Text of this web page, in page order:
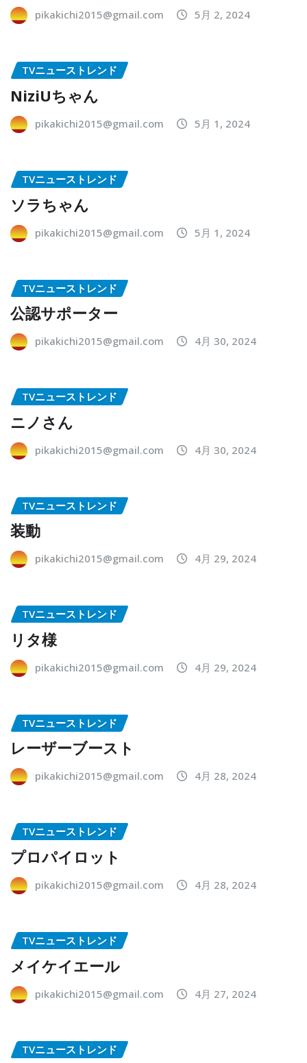
pikakichi2015@gmail.com 5月 2, 2024
TVニューストレンド
NiziUちゃん
pikakichi2015@gmail.com 5月 1, 2024
TVニューストレンド
ソラちゃん
pikakichi2015@gmail.com 5月 1, 2024
TVニューストレンド
公認サポーター
pikakichi2015@gmail.com 4月 30, 2024
TVニューストレンド
ニノさん
pikakichi2015@gmail.com 4月 30, 2024
TVニューストレンド
装動
pikakichi2015@gmail.com 4月 29, 2024
TVニューストレンド
リタ様
pikakichi2015@gmail.com 4月 29, 2024
TVニューストレンド
レーザーブースト
pikakichi2015@gmail.com 4月 28, 2024
TVニューストレンド
プロパイロット
pikakichi2015@gmail.com 4月 28, 2024
TVニューストレンド
メイケイエール
pikakichi2015@gmail.com 4月 27, 2024
TVニューストレンド